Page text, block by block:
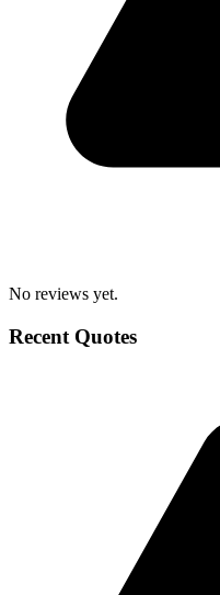
No reviews yet.
Recent Quotes